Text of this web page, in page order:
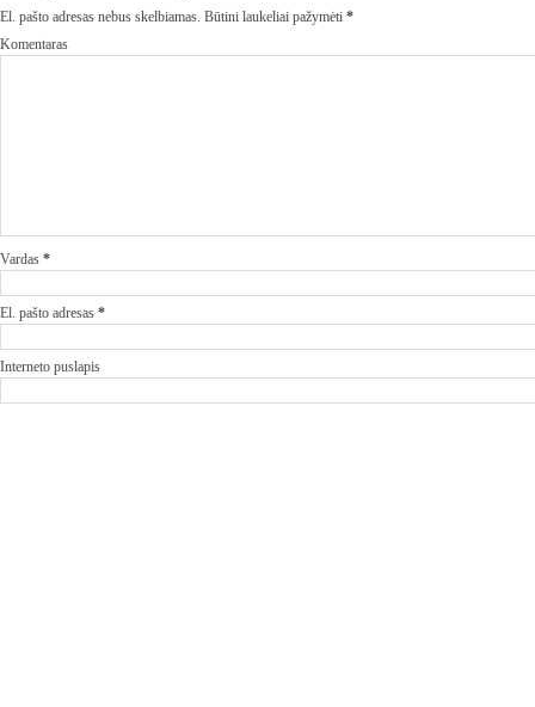
El. pašto adresas nebus skelbiamas. Būtini laukeliai pažymėti *
Komentaras
Vardas *
El. pašto adresas *
Interneto puslapis